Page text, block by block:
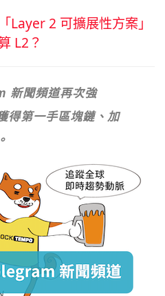
Layer 2 可擴展性方案」
L2？
新聞頻道再次強
得第一手區塊鏈、加